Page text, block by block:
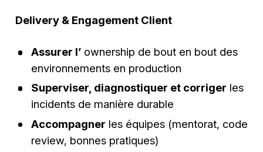
Delivery & Engagement Client
Assurer l’ownership de bout en bout des
environnements en production
Superviser, diagnostiquer et corriger les
incidents de manière durable
Accompagner les équipes (mentorat, code
review, bonnes pratiques)